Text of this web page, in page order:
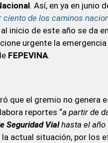
. Así, en ya en junio
ciento de los caminos
al inicio de este año se da
urgente la emergencia
FEPEVINA.
que el gremio no genera
reportes “a partir de
Seguridad Vialhasta el año
actual situación, por los